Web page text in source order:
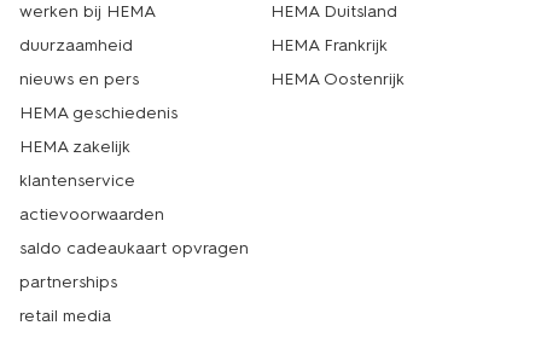
werken bij HEMA
duurzaamheid
nieuws en pers
HEMA geschiedenis
HEMA zakelijk
klantenservice
actievoorwaarden
saldo cadeaukaart opvragen
partnerships
retail media
HEMA Duitsland
HEMA Frankrijk
HEMA Oostenrijk